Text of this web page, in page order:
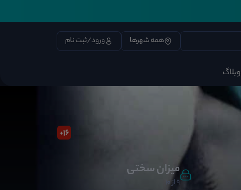
همه شهرها ورود/ثبت نام
وبلاگ
16
+
میزان سختی
9 از 10